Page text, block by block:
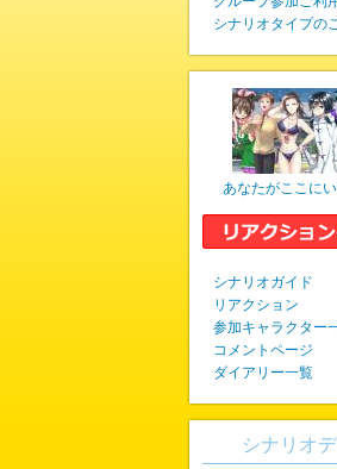
シナリオタイプの
あなたがここに
シナリオガイド
リアクション
参加キャラクター
コメントページ
ダイアリー一覧
シナリオ